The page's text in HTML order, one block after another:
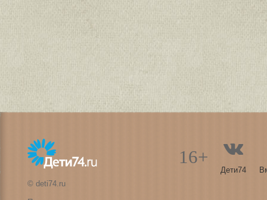
© deti74.ru
16+
Дети74